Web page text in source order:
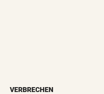
VERBRECHEN